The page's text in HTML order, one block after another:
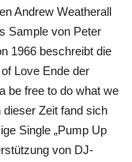
Andrew Weatherall
Sample von Peter
1966 beschreibt die
Love Ende der
be free to do what we
Zeit fand sich
Single „Pump Up
von DJ-